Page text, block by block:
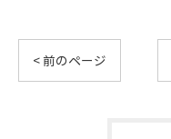
< 前のページ